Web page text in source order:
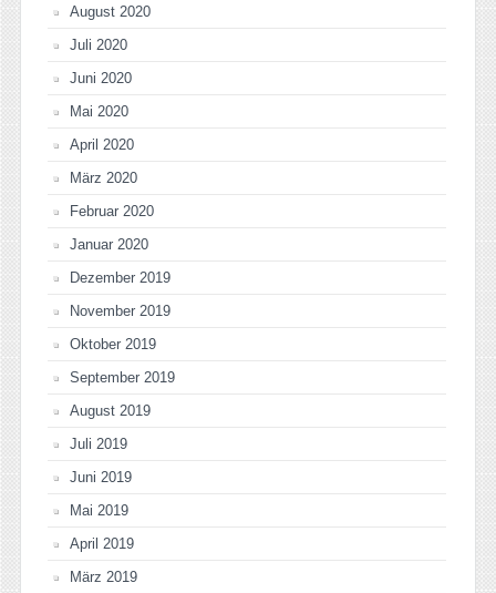
August 2020
Juli 2020
Juni 2020
Mai 2020
April 2020
März 2020
Februar 2020
Januar 2020
Dezember 2019
November 2019
Oktober 2019
September 2019
August 2019
Juli 2019
Juni 2019
Mai 2019
April 2019
März 2019